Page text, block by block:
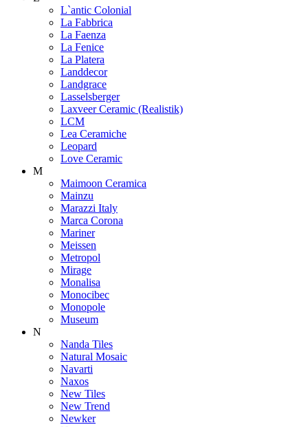
L`antic Colonial
La Fabbrica
La Faenza
La Fenice
La Platera
Landdecor
Landgrace
Lasselsberger
Laxveer Ceramic (Realistik)
LCM
Lea Ceramiche
Leopard
Love Ceramic
M
Maimoon Ceramica
Mainzu
Marazzi Italy
Marca Corona
Mariner
Meissen
Metropol
Mirage
Monalisa
Monocibec
Monopole
Museum
N
Nanda Tiles
Natural Mosaic
Navarti
Naxos
New Tiles
New Trend
Newker